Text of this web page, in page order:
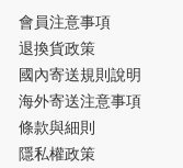
會員注意事項
退換貨政策
國內寄送規則說明
海外寄送注意事項
條款與細則
隱私權政策